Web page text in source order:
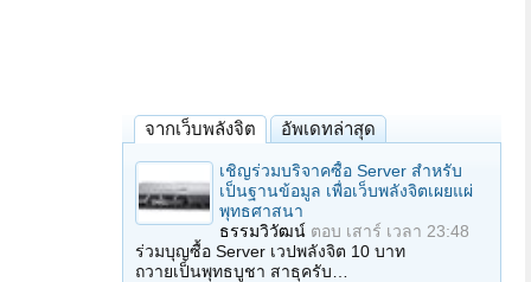
จากเว็บพลังจิต อัพเดทล่าสุด
เชิญร่วมบริจาคซื้อ Server สำหรับ
เป็นฐานข้อมูล เพื่อเว็บพลังจิตเผยแผ่
พุทธศาสนา
ธรรมวิวัฒน์ ตอบ เสาร์ เวลา 23:48
ร่วมบุญซื้อ Server เวปพลังจิต 10 บาท
ถวายเป็นพุทธบูชา สาธุครับ…